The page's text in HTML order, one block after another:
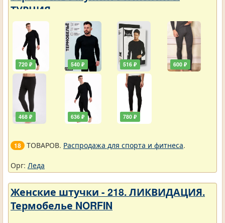
ТУРЦИЯ
720 ₽
468 ₽
540 ₽
636 ₽
516 ₽
780 ₽
600 ₽
18 ТОВАРОВ. Распродажа для спорта и фитнеса.
Орг: Леда
Женские штучки - 218. ЛИКВИДАЦИЯ.
Термобелье NORFIN